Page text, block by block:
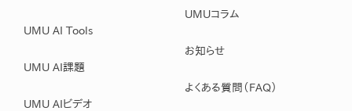
UMU AI Tools
UMU AI課題
UMU AIビデオ
UMUコラム
お知らせ
よくある質問（FAQ）